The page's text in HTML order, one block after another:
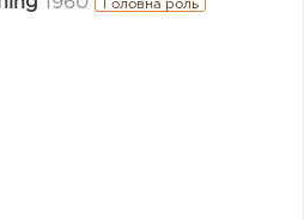
Головна роль